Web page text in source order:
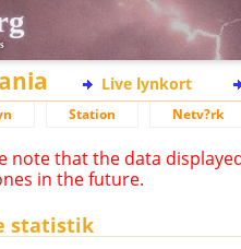
Live lynkort
Station Netv?rk
note that the data
in the future.
statistik